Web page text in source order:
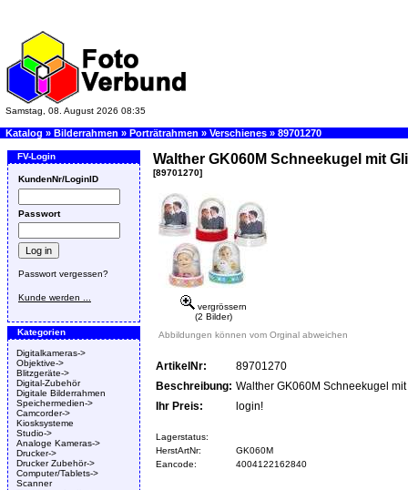
Samstag, 08. August 2026 08:35
Katalog » Bilderrahmen » Porträtrahmen » Verschienes » 89701270
FV-Login
KundenNr/LoginID
Passwort
Passwort vergessen?
Kunde werden ...
Kategorien
Digitalkameras->
Objektive->
Blitzgeräte->
Digital-Zubehör
Digitale Bilderrahmen
Speichermedien->
Camcorder->
Kiosksysteme
Studio->
Analoge Kameras->
Drucker->
Drucker Zubehör->
Computer/Tablets->
Scanner
Walther GK060M Schneekugel mit
[89701270]
vergrössern
(2 Bilder)
Abbildungen können vom Orginal abweichen
ArtikelNr:
89701270
Beschreibung: Walther GK060M Schneekugel
Ihr Preis:
login!
Lagerstatus:
HerstArtNr:
GK060M
Eancode:
4004122162840